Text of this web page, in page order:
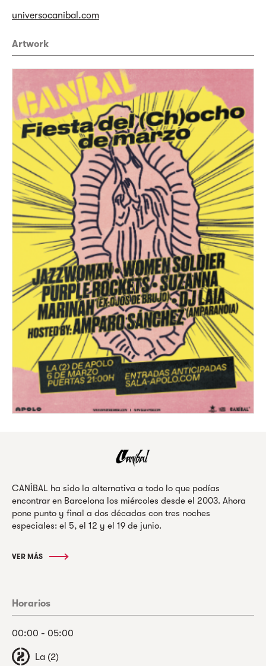
universocanibal.com
Artwork
CANÍBAL ha sido la alternativa a todo lo que podías
encontrar en Barcelona los miércoles desde el 2003. Ahora
pone punto y final a dos décadas con tres noches
especiales: el 5, el 12 y el 19 de junio.
VER MÁS
Horarios
00:00 - 05:00
La (2)